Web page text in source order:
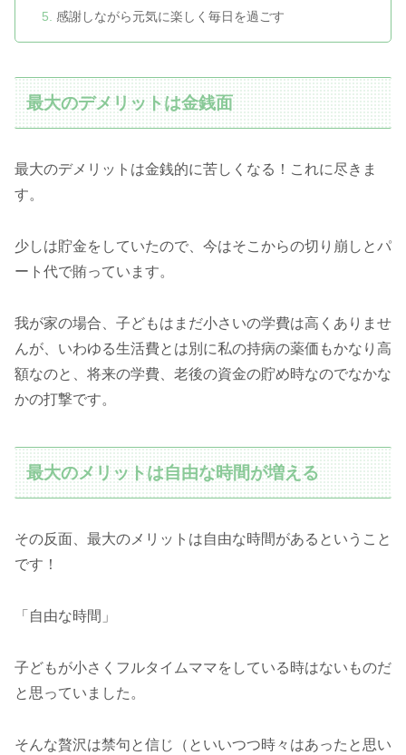
感謝しながら元気に楽しく毎日を過ごす
最大のデメリットは金銭面
最大のデメリットは金銭的に苦しくなる！これに尽きま
す。
少しは貯金をしていたので、今はそこからの切り崩しとパ
ート代で賄っています。
我が家の場合、子どもはまだ小さいの学費は高くありませ
んが、いわゆる生活費とは別に私の持病の薬価もかなり高
額なのと、将来の学費、老後の資金の貯め時なのでなかな
かの打撃です。
最大のメリットは自由な時間が増える
その反面、最大のメリットは自由な時間があるということ
です！
「自由な時間」
子どもが小さくフルタイムママをしている時はないものだ
と思っていました。
そんな贅沢は禁句と信じ（といいつつ時々はあったと思い